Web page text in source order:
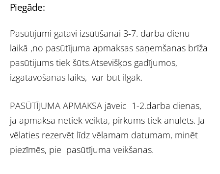
Piegāde:
Pasūtījumi gatavi izsūtīšanai 3-7. darba dienu
laikā ,no pasūtījuma apmaksas saņemšanas brīža
pasūtijums tiek šūts.Atsevišķos gadījumos,
izgatavošanas laiks, var būt ilgāk.
PASŪTĪJUMA APMAKSA jāveic 1-2.darba dienas,
ja apmaksa netiek veikta, pirkums tiek anulēts. Ja
vēlaties rezervēt līdz vēlamam datumam, minēt
piezīmēs, pie pasūtījuma veikšanas.